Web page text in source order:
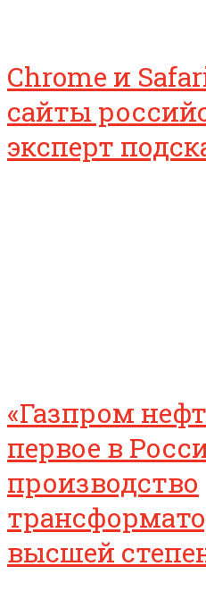
Chrome и
сайты
эксперт
«Газпром
первое в
производство
высшей